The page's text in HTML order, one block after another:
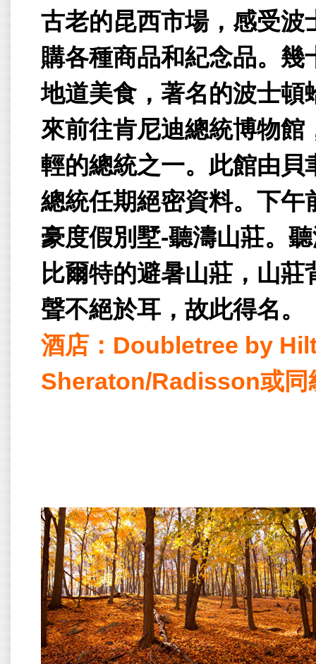
古老的昆西市場，感受波
購各種商品和紀念品。
地道美食，著名的波士頓
來前往肯尼迪總統博物館
輕的總統之一。此館由貝
總統任期絕密資料。下午
豪度假別墅-聽濤山莊。
比爾特的避暑山莊，山
聲不絕於耳，故此得名。
酒店： Doubletree by
Sheraton/Radisson或同